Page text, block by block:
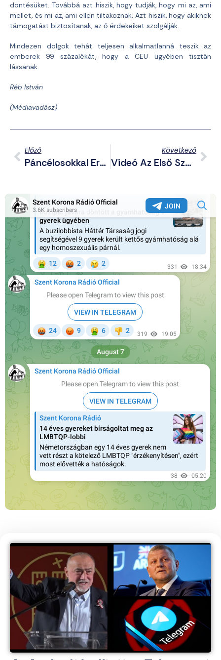
döntésüket. Továbbá azt hiszik, hogy tudják, hogy mi az, ami
mellet, és mi az, ami ellen tiltakoznak. Azt hiszik, hogy akiknek
támogatást biztosítanak, az ő érdekeiket szolgálják.
Mindezen dolgok tehát teljesen alkalmatlanná teszik az
emberek 99 százalékát, hogy a CEU ügyében tisztán
lássanak.
Réb István
(Médiavadász)
Előző
Páncélosokkal Erősít Románia
Következő
Videó Az Első Székely „terroristával”